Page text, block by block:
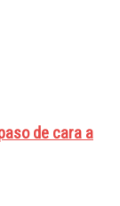
de cara a